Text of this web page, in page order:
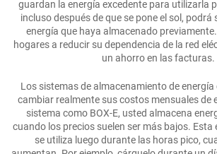
guardan la energía excedente para utilizarla
incluso después de que se pone el sol,
energía que haya almacenado
hogares a reducir su dependencia de la red
un ahorro en las facturas.
Los sistemas de almacenamiento de
cambiar realmente sus costos mensuales de
sistema como BOX-E, usted almacena
cuando los precios suelen ser más bajos. Esta
se utiliza luego durante las horas pico,